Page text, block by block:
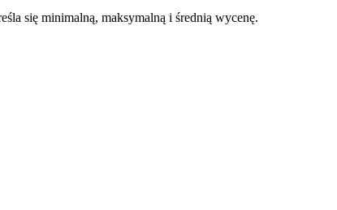
się minimalną, maksymalną i średnią wycenę.